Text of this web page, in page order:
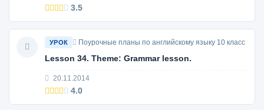
3.5
УРОК Поурочные планы по английскому языку 10 класс
Lesson 34. Theme: Grammar lesson.
20.11.2014
4.0